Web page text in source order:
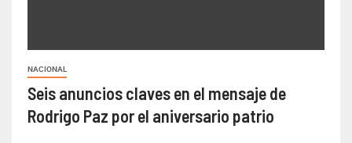
NACIONAL
Seis anuncios claves en el mensaje de
Rodrigo Paz por el aniversario patrio